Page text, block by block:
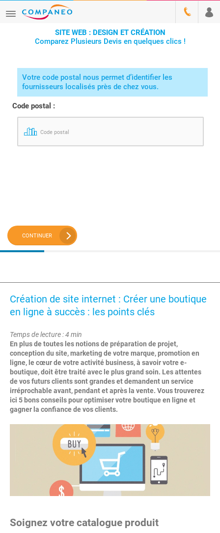
SITE WEB : DESIGN ET CRÉATION
Comparez Plusieurs Devis en quelques clics !
Votre code postal nous permet d’identifier les
fournisseurs localisés près de chez vous.
Code postal :
Code postal
CONTINUER
Création de site internet : Créer une boutique
en ligne à succès : les points clés
Temps de lecture : 4 min
En plus de toutes les notions de préparation de projet,
conception du site, marketing de votre marque, promotion en
ligne, le cœur de votre activité business, à savoir votre e-
boutique, doit être traité avec le plus grand soin. Les attentes
de vos futurs clients sont grandes et demandent un service
irréprochable avant, pendant et après la vente. Vous trouverez
ici 5 bons conseils pour optimiser votre boutique en ligne et
gagner la confiance de vos clients.
Soignez votre catalogue produit